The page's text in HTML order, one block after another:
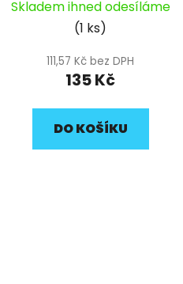
Skladem ihned odesíláme
(1 ks)
111,57 Kč bez DPH
135 Kč
DO KOŠÍKU